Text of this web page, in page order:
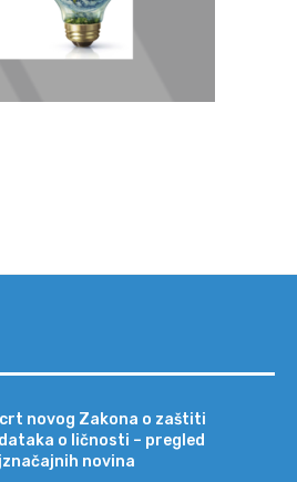
novog Zakona o zaštiti
o ličnosti – pregled
novina